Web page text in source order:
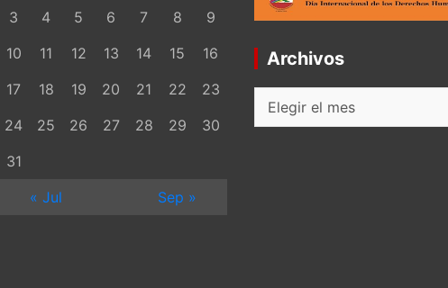
3
4 5 6 7 8
9
10
11 12 13 14 15
16
17
18 19 20 21 22
23
24
25 26 27 28 29
30
31
« Jul
Sep »
Archivos